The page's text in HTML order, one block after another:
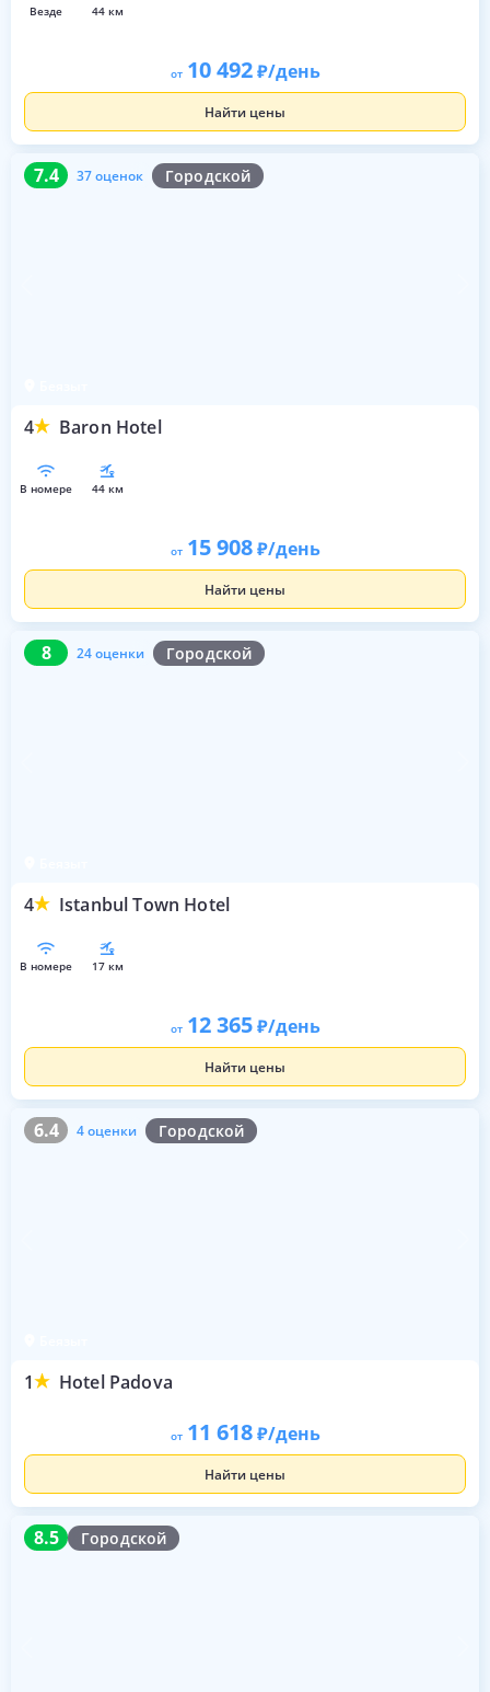
везде 44 км
от 10 492 /день
Найти цены
7.4 37 оценок Городской
4 Baron Hotel
7.4 37 оценок
в номере 44 км
от 15 908 /день
Найти цены
8 24 оценки Городской
4 Istanbul Town Hotel
8 24 оценки
в номере 17 км
от 12 365 /день
Найти цены
6.4 4 оценки Городской
1 Hotel Padova
6.4 4 оценки
от 11 618 /день
Найти цены
8.5 Городской
8.5